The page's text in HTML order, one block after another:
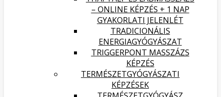
– ONLINE KÉPZÉS + 1 NAP
GYAKORLATI JELENLÉT
TRADICIONÁLIS
ENERGIAGYÓGYÁSZAT
TRIGGERPONT MASSZÁZS
KÉPZÉS
TERMÉSZETGYÓGYÁSZATI
KÉPZÉSEK